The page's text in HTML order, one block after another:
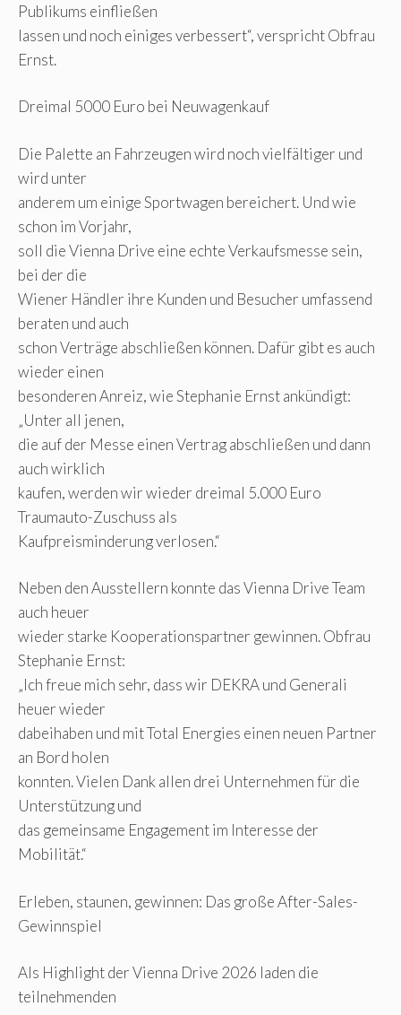
Publikums einfließen
lassen und noch einiges verbessert“, verspricht Obfrau
Ernst.
Dreimal 5000 Euro bei Neuwagenkauf
Die Palette an Fahrzeugen wird noch vielfältiger und
wird unter
anderem um einige Sportwagen bereichert. Und wie
schon im Vorjahr,
soll die Vienna Drive eine echte Verkaufsmesse sein,
bei der die
Wiener Händler ihre Kunden und Besucher umfassend
beraten und auch
schon Verträge abschließen können. Dafür gibt es auch
wieder einen
besonderen Anreiz, wie Stephanie Ernst ankündigt:
„Unter all jenen,
die auf der Messe einen Vertrag abschließen und dann
auch wirklich
kaufen, werden wir wieder dreimal 5.000 Euro
Traumauto-Zuschuss als
Kaufpreisminderung verlosen.“
Neben den Ausstellern konnte das Vienna Drive Team
auch heuer
wieder starke Kooperationspartner gewinnen. Obfrau
Stephanie Ernst:
„Ich freue mich sehr, dass wir DEKRA und Generali
heuer wieder
dabeihaben und mit Total Energies einen neuen Partner
an Bord holen
konnten. Vielen Dank allen drei Unternehmen für die
Unterstützung und
das gemeinsame Engagement im Interesse der
Mobilität.“
Erleben, staunen, gewinnen: Das große After-Sales-
Gewinnspiel
Als Highlight der Vienna Drive 2026 laden die
teilnehmenden